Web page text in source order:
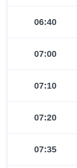
09:45
10:15
10:30
10:45
11:15
06:40
07:00
07:10
07:20
07:35